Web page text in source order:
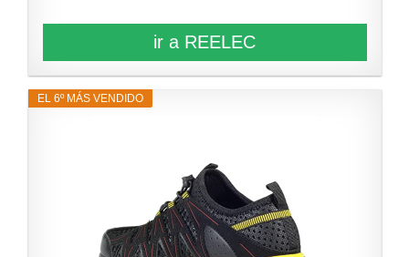
ir a REELEC
EL 6º MÁS VENDIDO